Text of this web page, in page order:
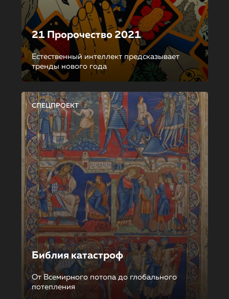
21 Пророчество 2021
Естественный интеллект предсказывает
тренды нового года
СПЕЦПРОЕКТ
Библия катастроф
От Всемирного потопа до глобального
потепления